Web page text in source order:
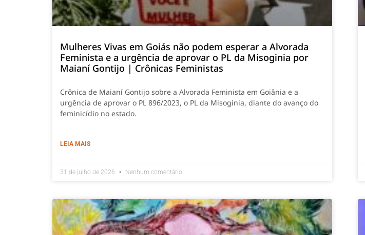
Mulheres Vivas em Goiás não podem esperar a Alvorada
Feminista e a urgência de aprovar o PL da Misoginia por
Maianí Gontijo | Crônicas Feministas
Crônica de Maianí Gontijo sobre a Alvorada Feminista em Goiânia e a
urgência de aprovar o PL 896/2023, o PL da Misoginia, diante do avanço do
feminicídio no estado.
LEIA MAIS
31 de julho de 2026 Nenhum comentário